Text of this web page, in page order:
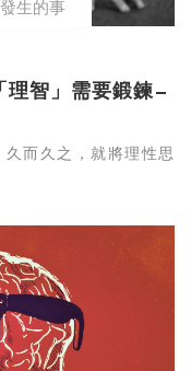
生的事
理智」需要鍛鍊—
而久之，就將理性思